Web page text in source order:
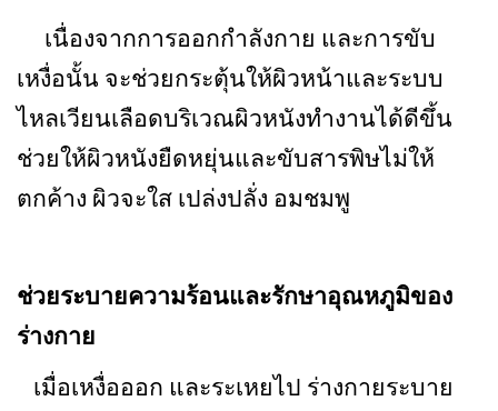
เนื่องจากการออกกำลังกาย และการขับ
เหงื่อนั้น จะช่วยกระตุ้นให้ผิวหน้าและระบบ
ไหลเวียนเลือดบริเวณผิวหนังทำงานได้ดีขึ้น
ช่วยให้ผิวหนังยืดหยุ่นและขับสารพิษไม่ให้
ตกค้าง ผิวจะใส เปล่งปลั่ง อมชมพู
ช่วยระบายความร้อนและรักษาอุณหภูมิของ
ร่างกาย
เมื่อเหงื่อออก และระเหยไป ร่างกายระบาย